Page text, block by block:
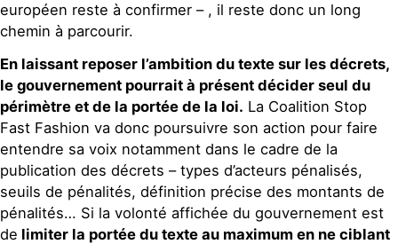
européen reste à confirmer – , il reste donc un long
chemin à parcourir.
En laissant reposer l’ambition du texte sur les décrets,
le gouvernement pourrait à présent décider seul du
périmètre et de la portée de la loi. La Coalition Stop
Fast Fashion va donc poursuivre son action pour faire
entendre sa voix notamment dans le cadre de la
publication des décrets – types d’acteurs pénalisés,
seuils de pénalités, définition précise des montants de
pénalités… Si la volonté affichée du gouvernement est
de limiter la portée du texte au maximum en ne ciblant